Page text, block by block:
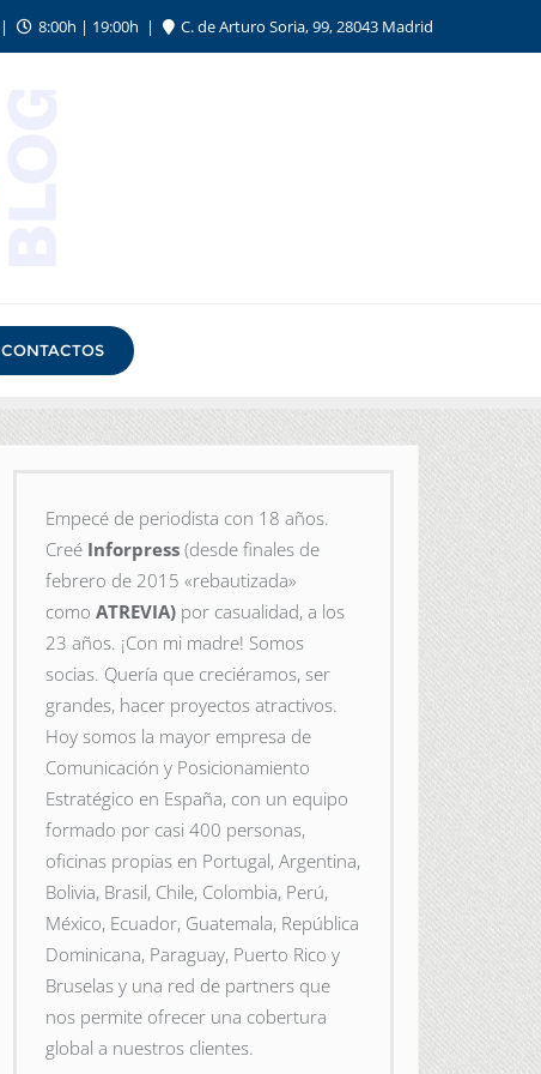
8:00h | 19:00h C. de Arturo Soria, 99, 28043 Madrid
CONTACTOS
Empecé de periodista con 18 años.
Creé Inforpress (desde finales de
febrero de 2015 «rebautizada»
como ATREVIA) por casualidad, a los
23 años. ¡Con mi madre! Somos
socias. Quería que creciéramos, ser
grandes, hacer proyectos atractivos.
Hoy somos la mayor empresa de
Comunicación y Posicionamiento
Estratégico en España, con un equipo
formado por casi 400 personas,
oficinas propias en Portugal, Argentina,
Bolivia, Brasil, Chile, Colombia, Perú,
México, Ecuador, Guatemala, República
Dominicana, Paraguay, Puerto Rico y
Bruselas y una red de partners que
nos permite ofrecer una cobertura
global a nuestros clientes.